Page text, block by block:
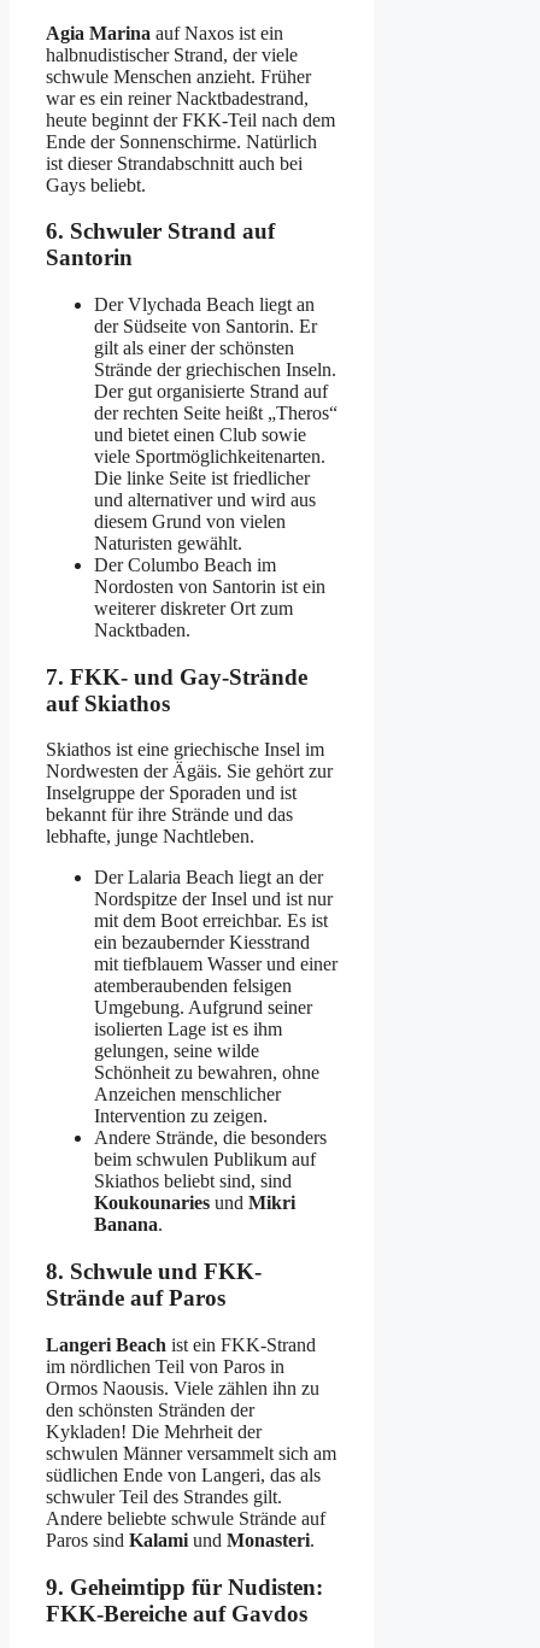
Agia Marina auf Naxos ist ein
halbnudistischer Strand, der viele
schwule Menschen anzieht. Früher
war es ein reiner Nacktbadestrand,
heute beginnt der FKK-Teil nach dem
Ende der Sonnenschirme. Natürlich
ist dieser Strandabschnitt auch bei
Gays beliebt.
6. Schwuler Strand auf
Santorin
Der Vlychada Beach liegt an
der Südseite von Santorin. Er
gilt als einer der schönsten
Strände der griechischen Inseln.
Der gut organisierte Strand auf
der rechten Seite heißt „Theros“
und bietet einen Club sowie
viele Sportmöglichkeitenarten.
Die linke Seite ist friedlicher
und alternativer und wird aus
diesem Grund von vielen
Naturisten gewählt.
Der Columbo Beach im
Nordosten von Santorin ist ein
weiterer diskreter Ort zum
Nacktbaden.
7. FKK- und Gay-Strände
auf Skiathos
Skiathos ist eine griechische Insel im
Nordwesten der Ägäis. Sie gehört zur
Inselgruppe der Sporaden und ist
bekannt für ihre Strände und das
lebhafte, junge Nachtleben.
Der Lalaria Beach liegt an der
Nordspitze der Insel und ist nur
mit dem Boot erreichbar. Es ist
ein bezaubernder Kiesstrand
mit tiefblauem Wasser und einer
atemberaubenden felsigen
Umgebung. Aufgrund seiner
isolierten Lage ist es ihm
gelungen, seine wilde
Schönheit zu bewahren, ohne
Anzeichen menschlicher
Intervention zu zeigen.
Andere Strände, die besonders
beim schwulen Publikum auf
Skiathos beliebt sind, sind
Koukounaries und Mikri
Banana.
8. Schwule und FKK-
Strände auf Paros
Langeri Beach ist ein FKK-Strand
im nördlichen Teil von Paros in
Ormos Naousis. Viele zählen ihn zu
den schönsten Stränden der
Kykladen! Die Mehrheit der
schwulen Männer versammelt sich am
südlichen Ende von Langeri, das als
schwuler Teil des Strandes gilt.
Andere beliebte schwule Strände auf
Paros sind Kalami und Monasteri.
9. Geheimtipp für Nudisten:
FKK-Bereiche auf Gavdos